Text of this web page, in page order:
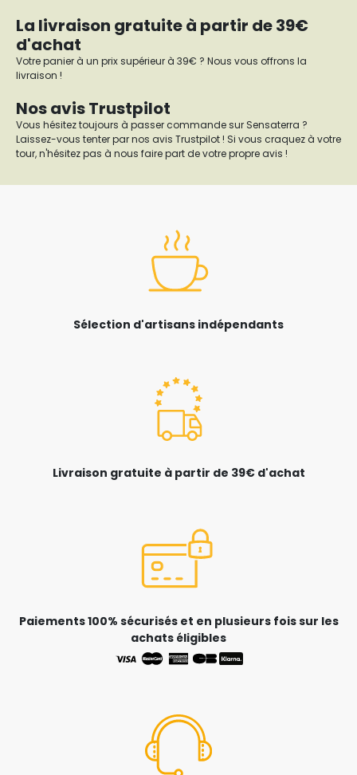
La livraison gratuite à partir de 39€
d'achat
Votre panier à un prix supérieur à 39€ ? Nous vous offrons la
livraison !
Nos avis Trustpilot
Vous hésitez toujours à passer commande sur Sensaterra ?
Laissez-vous tenter par nos avis Trustpilot ! Si vous craquez à votre
tour, n'hésitez pas à nous faire part de votre propre avis !
Sélection d'artisans indépendants
Livraison gratuite à partir de 39€ d'achat
Paiements 100% sécurisés et en plusieurs fois sur les
achats éligibles